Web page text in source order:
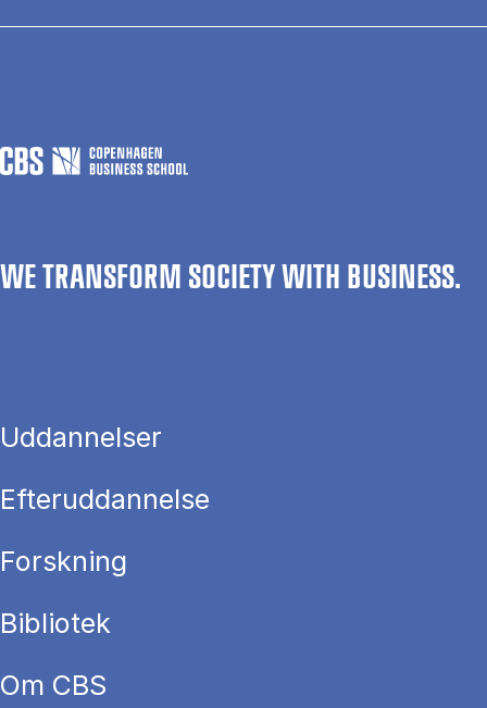
WE TRANSFORM SOCIETY WITH BUSINESS.
Uddannelser
Efteruddannelse
Forskning
Bibliotek
Om CBS